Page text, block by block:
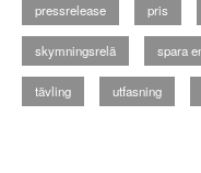
pressrelease pris
skymningsrelä spara
tävling utfasning